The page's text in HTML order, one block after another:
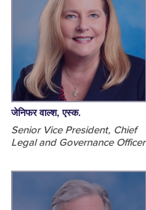
जेनिफर वाल्श, एस्क.
Senior Vice President, Chief
Legal and Governance Officer